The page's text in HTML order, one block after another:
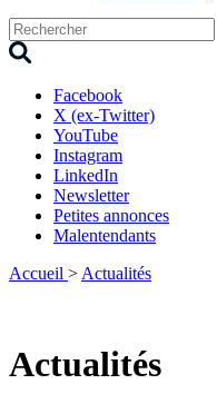
Facebook
X (ex-Twitter)
YouTube
Instagram
LinkedIn
Newsletter
Petites annonces
Malentendants
Accueil > Actualités
Actualités